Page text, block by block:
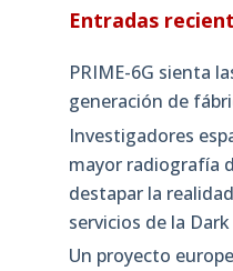
Entradas
PRIME-6G sienta
generación de
Investigadores
mayor radiografía
destapar la
servicios de la
Un proyecto